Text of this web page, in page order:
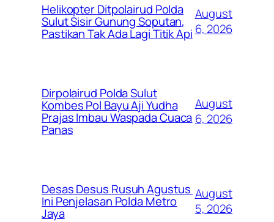
Helikopter Ditpolairud Polda
Sulut Sisir Gunung Soputan,
Pastikan Tak Ada Lagi Titik Api
August
6, 2026
Dirpolairud Polda Sulut
Kombes Pol Bayu Aji Yudha
Prajas Imbau Waspada Cuaca
Panas
August
6, 2026
Desas Desus Rusuh Agustus
Ini Penjelasan Polda Metro
Jaya
August
5, 2026